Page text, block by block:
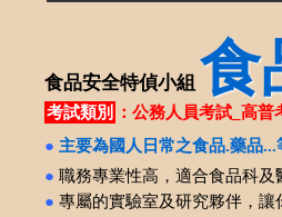
食品安全特偵小組 食
考試類別
：公務人員考試_高普
● 主要為國人日常之食品.藥品
● 職務專業性高，適合食品科
● 專屬的實驗室及研究夥伴，